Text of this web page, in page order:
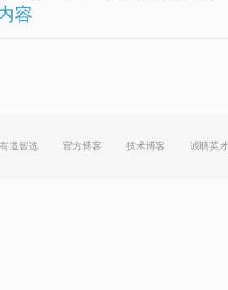
容
有道智选 官方博客 技术博客 诚聘英才